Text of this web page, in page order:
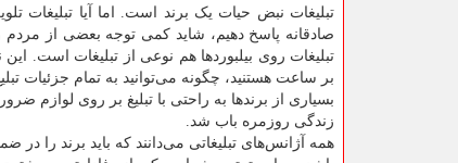
تبلیغات نبض حیات یک برند است. اما آیا تبلیغات
صادقانه پاسخ دهیم، شاید کمی توجه بعضی از
بر ساعت هستنید، چگونه می‌توانید به تمام جزئیات
بسیاری از برندها به راحتی با تبلیغ بر روی
زندگی روزمره باب شد.
همه آژانس‌های تبلیغاتی می‌دانند که باید برند را در